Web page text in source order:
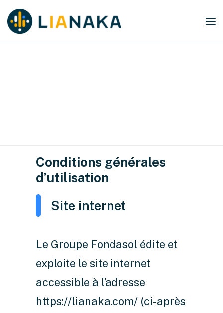
Conditions générales
d’utilisation
Site internet
Le Groupe Fondasol édite et
exploite le site internet
accessible à l’adresse
https://lianaka.com/ (ci-après